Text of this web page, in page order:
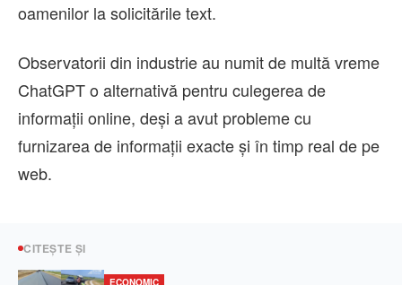
oamenilor la solicitările text.
Observatorii din industrie au numit de multă vreme
ChatGPT o alternativă pentru culegerea de
informaţii online, deşi a avut probleme cu
furnizarea de informaţii exacte şi în timp real de pe
web.
CITEȘTE ȘI